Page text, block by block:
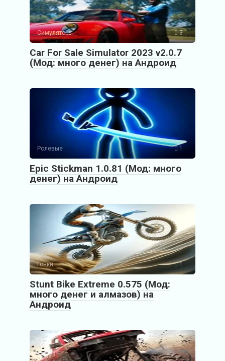
Симуляторы 3
Car For Sale Simulator 2023 v2.0.7
(Мод: много денег) на Андроид
Ролевые 1
Epic Stickman 1.0.81 (Мод: много
денег) на Андроид
Гонки 1
Stunt Bike Extreme 0.575 (Мод:
много денег и алмазов) на
Андроид